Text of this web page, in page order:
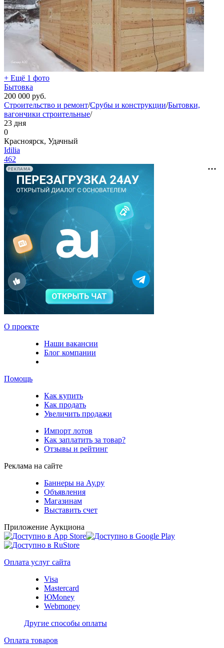
+ Ещё 1 фото
Бытовка
200 000 руб.
Строительство и ремонт/Срубы и конструкции/Бытовки,
вагончики строительные/
23 дня
0
Красноярск, Удачный
Idilia
462
РЕКЛАМА
О проекте
Наши вакансии
Блог компании
Помощь
Как купить
Как продать
Увеличить продажи
Импорт лотов
Как заплатить за товар?
Отзывы и рейтинг
Реклама на сайте
Баннеры на Ау.ру
Объявления
Магазинам
Выставить счет
Приложение Аукциона
Оплата услуг сайта
Visa
Mastercard
ЮMoney
Webmoney
Другие способы оплаты
Оплата товаров